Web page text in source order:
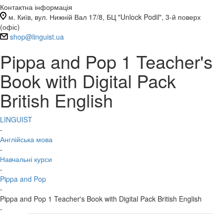
Контактна інформація
м. Київ, вул. Нижній Вал 17/8, БЦ "Unlock Podil", 3-й поверх
(офіс)
shop@linguist.ua
Pippa and Pop 1 Teacher's
Book with Digital Pack
British English
LINGUIST
-
Англійська мова
-
Навчальні курси
-
Pippa and Pop
-
Pippa and Pop 1 Teacher's Book with Digital Pack British English
-